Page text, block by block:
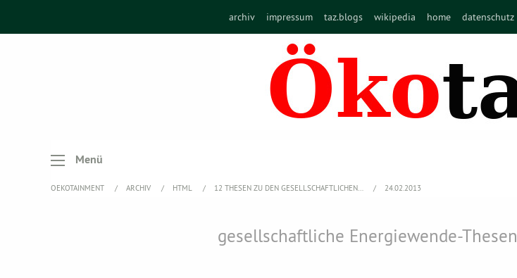
archiv impressum taz.blogs wikipedia home datenschutz
Menü
OEKOTAINMENT ARCHIV HTML 12 THESEN ZU DEN GESELLSCHAFTLICHEN… 24.02.2013
gesellschaftliche Energiewende-Thesen